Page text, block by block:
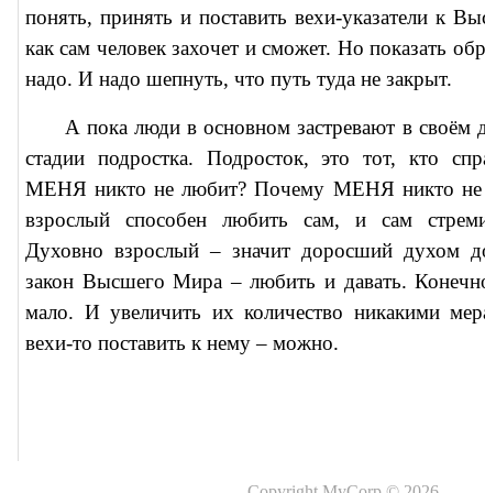
понять, принять и поставить вехи-указатели к
как сам человек захочет и сможет. Но показать
надо. И надо шепнуть, что путь туда не закрыт.
А пока люди в основном застревают в своём
стадии подростка. Подросток, это тот, кто
МЕНЯ никто не любит? Почему МЕНЯ никто не
взрослый способен любить сам, и сам
Духовно взрослый – значит доросший
закон Высшего Мира – любить и давать.
мало. И увеличить их количество никакими
вехи-то поставить к нему – можно.